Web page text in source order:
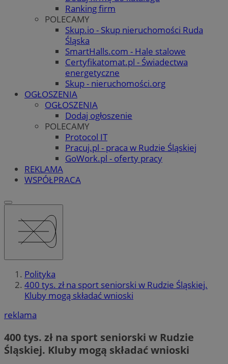
Ranking firm
POLECAMY
Skup.io - Skup nieruchomości Ruda
Śląska
SmartHalls.com - Hale stalowe
Certyfikatomat.pl - Świadectwa
energetyczne
Skup - nieruchomości.org
OGŁOSZENIA
OGŁOSZENIA
Dodaj ogłoszenie
POLECAMY
Protocol IT
Pracuj.pl - praca w Rudzie Śląskiej
GoWork.pl - oferty pracy
REKLAMA
WSPÓŁPRACA
Polityka
400 tys. zł na sport seniorski w Rudzie Śląskiej.
Kluby mogą składać wnioski
reklama
400 tys. zł na sport seniorski w Rudzie
Śląskiej. Kluby mogą składać wnioski